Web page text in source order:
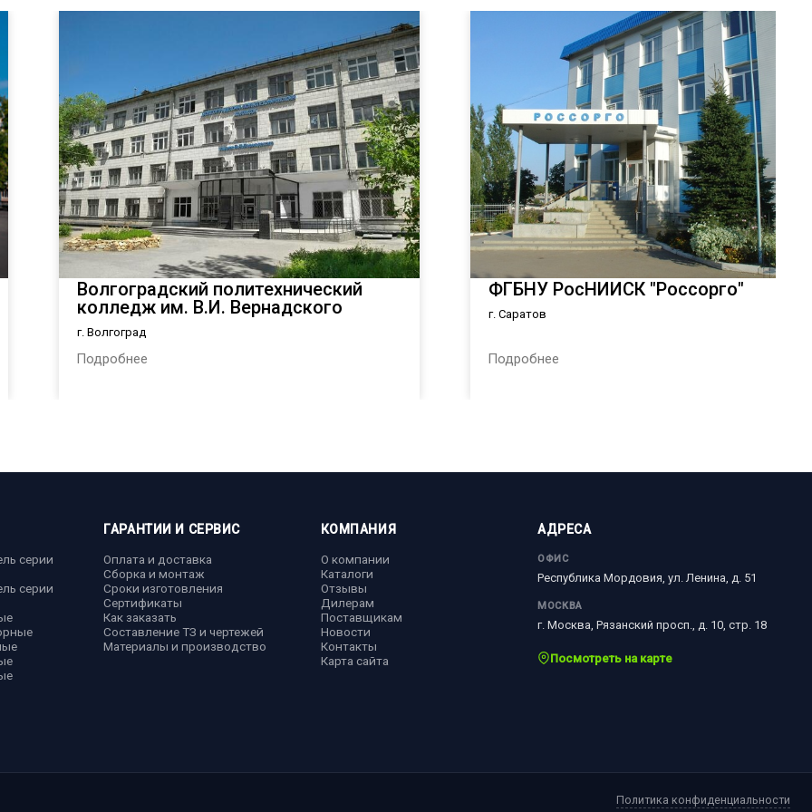
Волгоградский политехнический
колледж им. В.И. Вернадского
г. Волгоград
Подробнее
ФГБНУ РосНИИСК "Россорго"
г. Саратов
Подробнее
серии
серии
ГАРАНТИИ И СЕРВИС
Оплата и доставка
Сборка и монтаж
Сроки изготовления
Сертификаты
Как заказать
Составление ТЗ и чертежей
Материалы и производство
КОМПАНИЯ
О компании
Каталоги
Отзывы
Дилерам
Поставщикам
Новости
Контакты
Карта сайта
АДРЕСА
ОФИС
Республика Мордовия, ул. Ленина, д. 51
МОСКВА
г. Москва, Рязанский просп., д. 10, стр. 18
Посмотреть на карте
Политика конфиденциальности